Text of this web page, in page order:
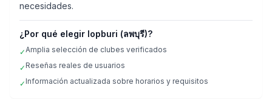
necesidades.
¿Por qué elegir lopburi (ลพบุรี)?
✓Amplia selección de clubes verificados
✓ Reseñas reales de usuarios
✓ Información actualizada sobre horarios y requisitos